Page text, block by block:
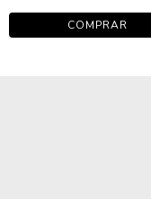
COMPRAR